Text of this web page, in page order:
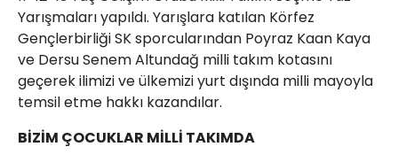
Yarışmaları yapıldı. Yarışlara katılan Körfez
Gençlerbirliği SK sporcularından Poyraz Kaan Kaya
ve Dersu Senem Altundağ milli takım kotasını
geçerek ilimizi ve ülkemizi yurt dışında milli mayoyla
temsil etme hakkı kazandılar.
BİZİM ÇOCUKLAR MİLLİ TAKIMDA